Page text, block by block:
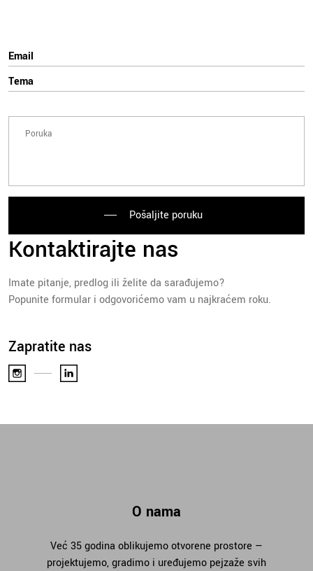
Pošaljite poruku
Kontaktirajte nas
Imate pitanje, predlog ili želite da sarađujemo?
Popunite formular i odgovorićemo vam u najkraćem roku.
Zapratite nas
O nama
Već 35 godina oblikujemo otvorene prostore —
projektujemo, gradimo i uređujemo pejzaže svih